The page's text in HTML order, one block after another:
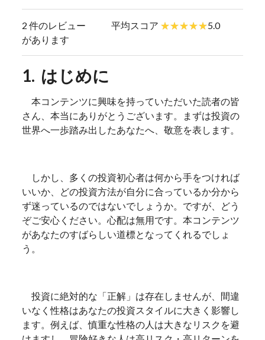
2 件のレビュー
があります
平均スコア 5.0
1. はじめに
本コンテンツに興味を持っていただいた読者の皆
さん、本当にありがとうございます。まずは投資の
世界へ一歩踏み出したあなたへ、敬意を表します。
しかし、多くの投資初心者は何から手をつければ
いいか、どの投資方法が自分に合っているか分から
ず迷っているのではないでしょうか。ですが、どう
ぞご安心ください。心配は無用です。本コンテンツ
があなたのすばらしい道標となってくれるでしょ
う。
投資に絶対的な「正解」は存在しませんが、間違
いなく性格はあなたの投資スタイルに大きく影響し
ます。例えば、慎重な性格の人は大きなリスクを避